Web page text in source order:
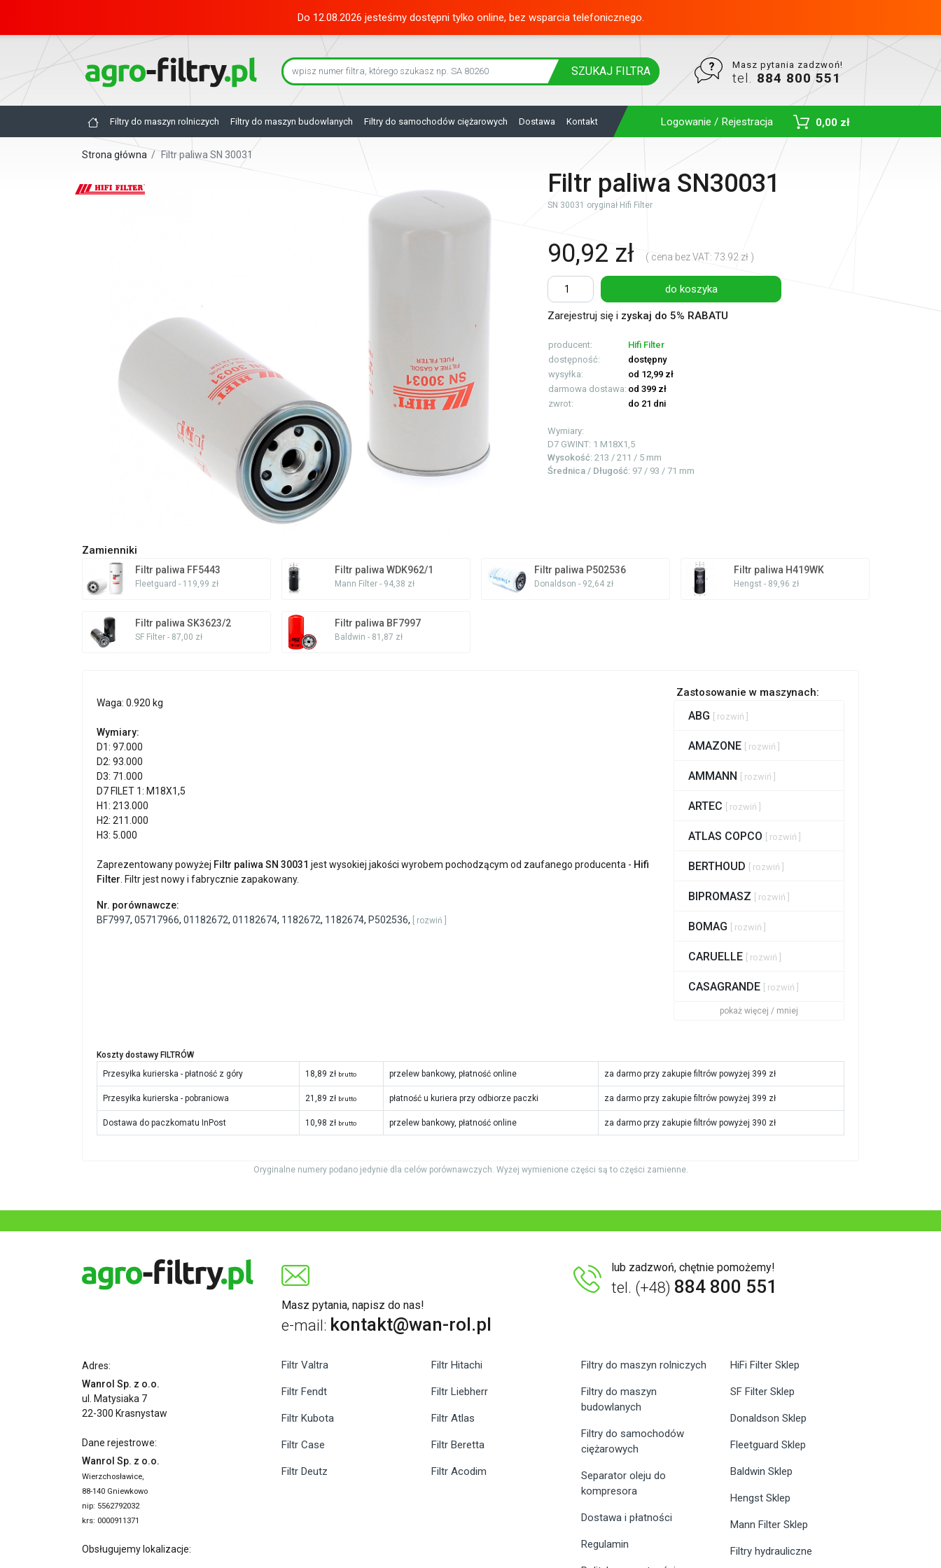
Do 12.08.2026 jesteśmy dostępni tylko online, bez wsparcia telefonicznego.
SZUKAJ FILTRA Masz pytania zadzwoń!
tel. 884 800 551
Filtry do maszyn rolniczych Filtry do maszyn budowlanych Filtry do samochodów ciężarowych Dostawa Kontakt Logowanie / Rejestracja 0,00 zł
Toggle Dropdown
Strona główna / Filtr paliwa SN 30031
Filtr paliwa SN30031
SN 30031 oryginał Hifi Filter
90,92 zł ( cena bez VAT: 73.92 zł )
do koszyka
Zarejestruj się i zyskaj do 5% RABATU
producent:
Hifi Filter
dostępność:
dostępny
wysyłka:
od 12,99 zł
darmowa dostawa: od 399 zł
zwrot:
do 21 dni
Wymiary:
D7 GWINT: 1 M18X1,5
Wysokość: 213 / 211 / 5 mm
Średnica / Długość: 97 / 93 / 71 mm
Zamienniki
Filtr paliwa FF5443
Fleetguard - 119,99 zł
Filtr paliwa WDK962/1
Mann Filter - 94,38 zł
Filtr paliwa P502536
Donaldson - 92,64 zł
Filtr paliwa H419WK
Hengst - 89,96 zł
Filtr paliwa SK3623/2
SF Filter - 87,00 zł
Filtr paliwa BF7997
Baldwin - 81,87 zł
Waga: 0.920 kg
Wymiary:
D1: 97.000
D2: 93.000
D3: 71.000
D7 FILET 1: M18X1,5
H1: 213.000
H2: 211.000
H3: 5.000
Zaprezentowany powyżej Filtr paliwa SN 30031 jest wysokiej jakości wyrobem pochodzącym od zaufanego producenta - Hifi
Filter. Filtr jest nowy i fabrycznie zapakowany.
Nr. porównawcze:
BF7997, 05717966, 01182672, 01182674, 1182672, 1182674, P502536, [ rozwiń ]
Zastosowanie w maszynach:
ABG [ rozwiń ]
AMAZONE [ rozwiń ]
AMMANN [ rozwiń ]
ARTEC [ rozwiń ]
ATLAS COPCO [ rozwiń ]
BERTHOUD [ rozwiń ]
BIPROMASZ [ rozwiń ]
BOMAG [ rozwiń ]
CARUELLE [ rozwiń ]
CASAGRANDE [ rozwiń ]
pokaż więcej / mniej
Koszty dostawy FILTRÓW
Przesyłka kurierska - płatność z góry
18,89 zł brutto przelew bankowy, płatność online za darmo przy zakupie filtrów powyżej 399 zł
Przesyłka kurierska - pobraniowa 21,89 zł brutto płatność u kuriera przy odbiorze paczki za darmo przy zakupie filtrów powyżej 399 zł
Dostawa do paczkomatu InPost 10,98 zł brutto przelew bankowy, płatność online za darmo przy zakupie filtrów powyżej 390 zł
Oryginalne numery podano jedynie dla celów porównawczych. Wyżej wymienione części są to części zamienne.
Masz pytania, napisz do nas!
e-mail: kontakt@wan-rol.pl
lub zadzwoń, chętnie pomożemy!
tel. (+48) 884 800 551
Adres:
Wanrol Sp. z o.o.
ul. Matysiaka 7
22-300 Krasnystaw
Dane rejestrowe:
Wanrol Sp. z o.o.
Wierzchosławice,
88-140 Gniewkowo
nip: 5562792032
krs: 0000911371
Obsługujemy lokalizacje:
Filtr Valtra
Filtr Fendt
Filtr Kubota
Filtr Case
Filtr Deutz
Filtr Hitachi
Filtr Liebherr
Filtr Atlas
Filtr Beretta
Filtr Acodim
Filtry do maszyn rolniczych
Filtry do maszyn
budowlanych
Filtry do samochodów
ciężarowych
Separator oleju do
kompresora
Dostawa i płatności
Regulamin
HiFi Filter Sklep
SF Filter Sklep
Donaldson Sklep
Fleetguard Sklep
Baldwin Sklep
Hengst Sklep
Mann Filter Sklep
Filtry hydrauliczne